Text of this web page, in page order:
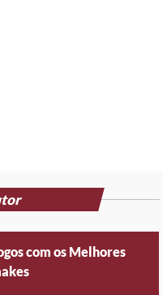
com os Melhores